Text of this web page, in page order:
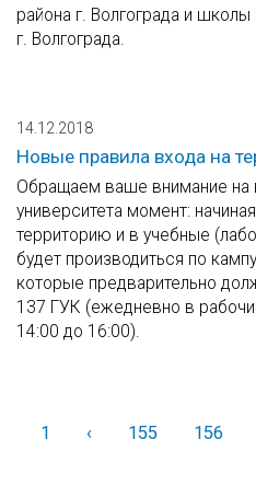
района г. Волгограда и
г. Волгограда.
14.12.2018
Новые правила входа на
Обращаем ваше внимание на
университета момент:
территорию и в учебные
будет производиться по
которые предварительно
137 ГУК (ежедневно в
14:00 до 16:00).
1 ‹Назад155 156